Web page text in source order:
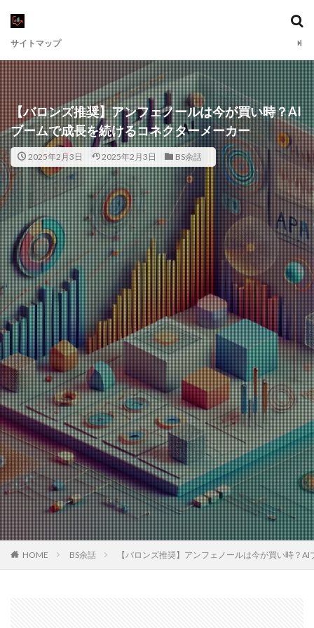
サイトマップ
【バロンズ推奨】アンフェノールは今が買い時？AI
ブームで成長を続けるコネクターメーカー
2025年2月3日 2025年2月3日 BS余話
HOME BS余話 【バロンズ推奨】アンフェノールは今が買い時？